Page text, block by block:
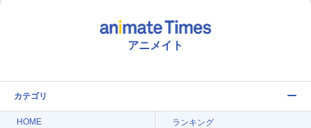
アニメイト
カテゴリ
HOME ランキング